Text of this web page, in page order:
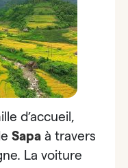
d’accueil,
Sapa à travers
La voiture